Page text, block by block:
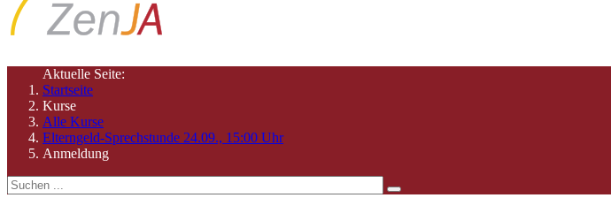
Aktuelle Seite:
Startseite
Kurse
Alle Kurse
Elterngeld-Sprechstunde 24.09., 15:00 Uhr
Anmeldung